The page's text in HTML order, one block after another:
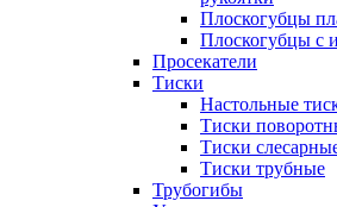
Плоскогубцы
Плоскогубцы с
Просекатели
Тиски
Настольные
Тиски
Тиски
Тиски трубные
Трубогибы